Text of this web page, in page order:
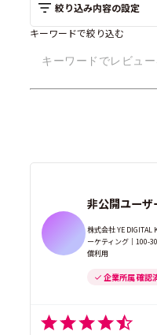
絞り込み内容の設定
キーワードで絞り込む
非公開ユーザ
株式会社 YE
ーケティング｜100-
償利用
企業所属 確認